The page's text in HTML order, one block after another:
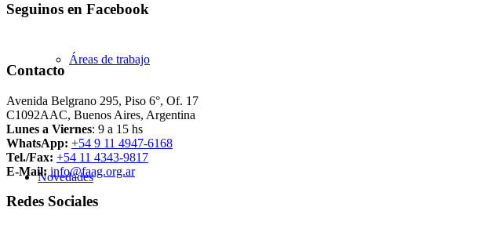
Áreas de trabajo
Novedades
Seguinos en Facebook
Contacto
Avenida Belgrano 295, Piso 6°, Of. 17
C1092AAC, Buenos Aires, Argentina
Lunes a Viernes: 9 a 15 hs
WhatsApp: +54 9 11 4947-6168
Tel./Fax: +54 11 4343-9817
E-Mail: info@faag.org.ar
Redes Sociales